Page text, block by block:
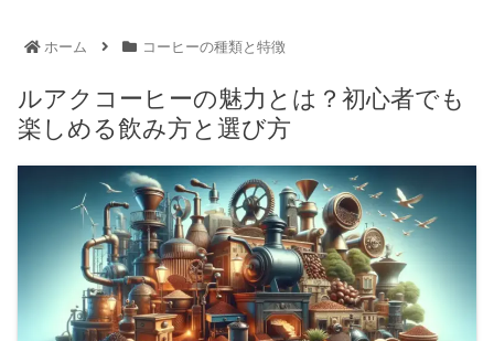
ホーム コーヒーの種類と特徴
ルアクコーヒーの魅力とは？初心者でも
楽しめる飲み方と選び方